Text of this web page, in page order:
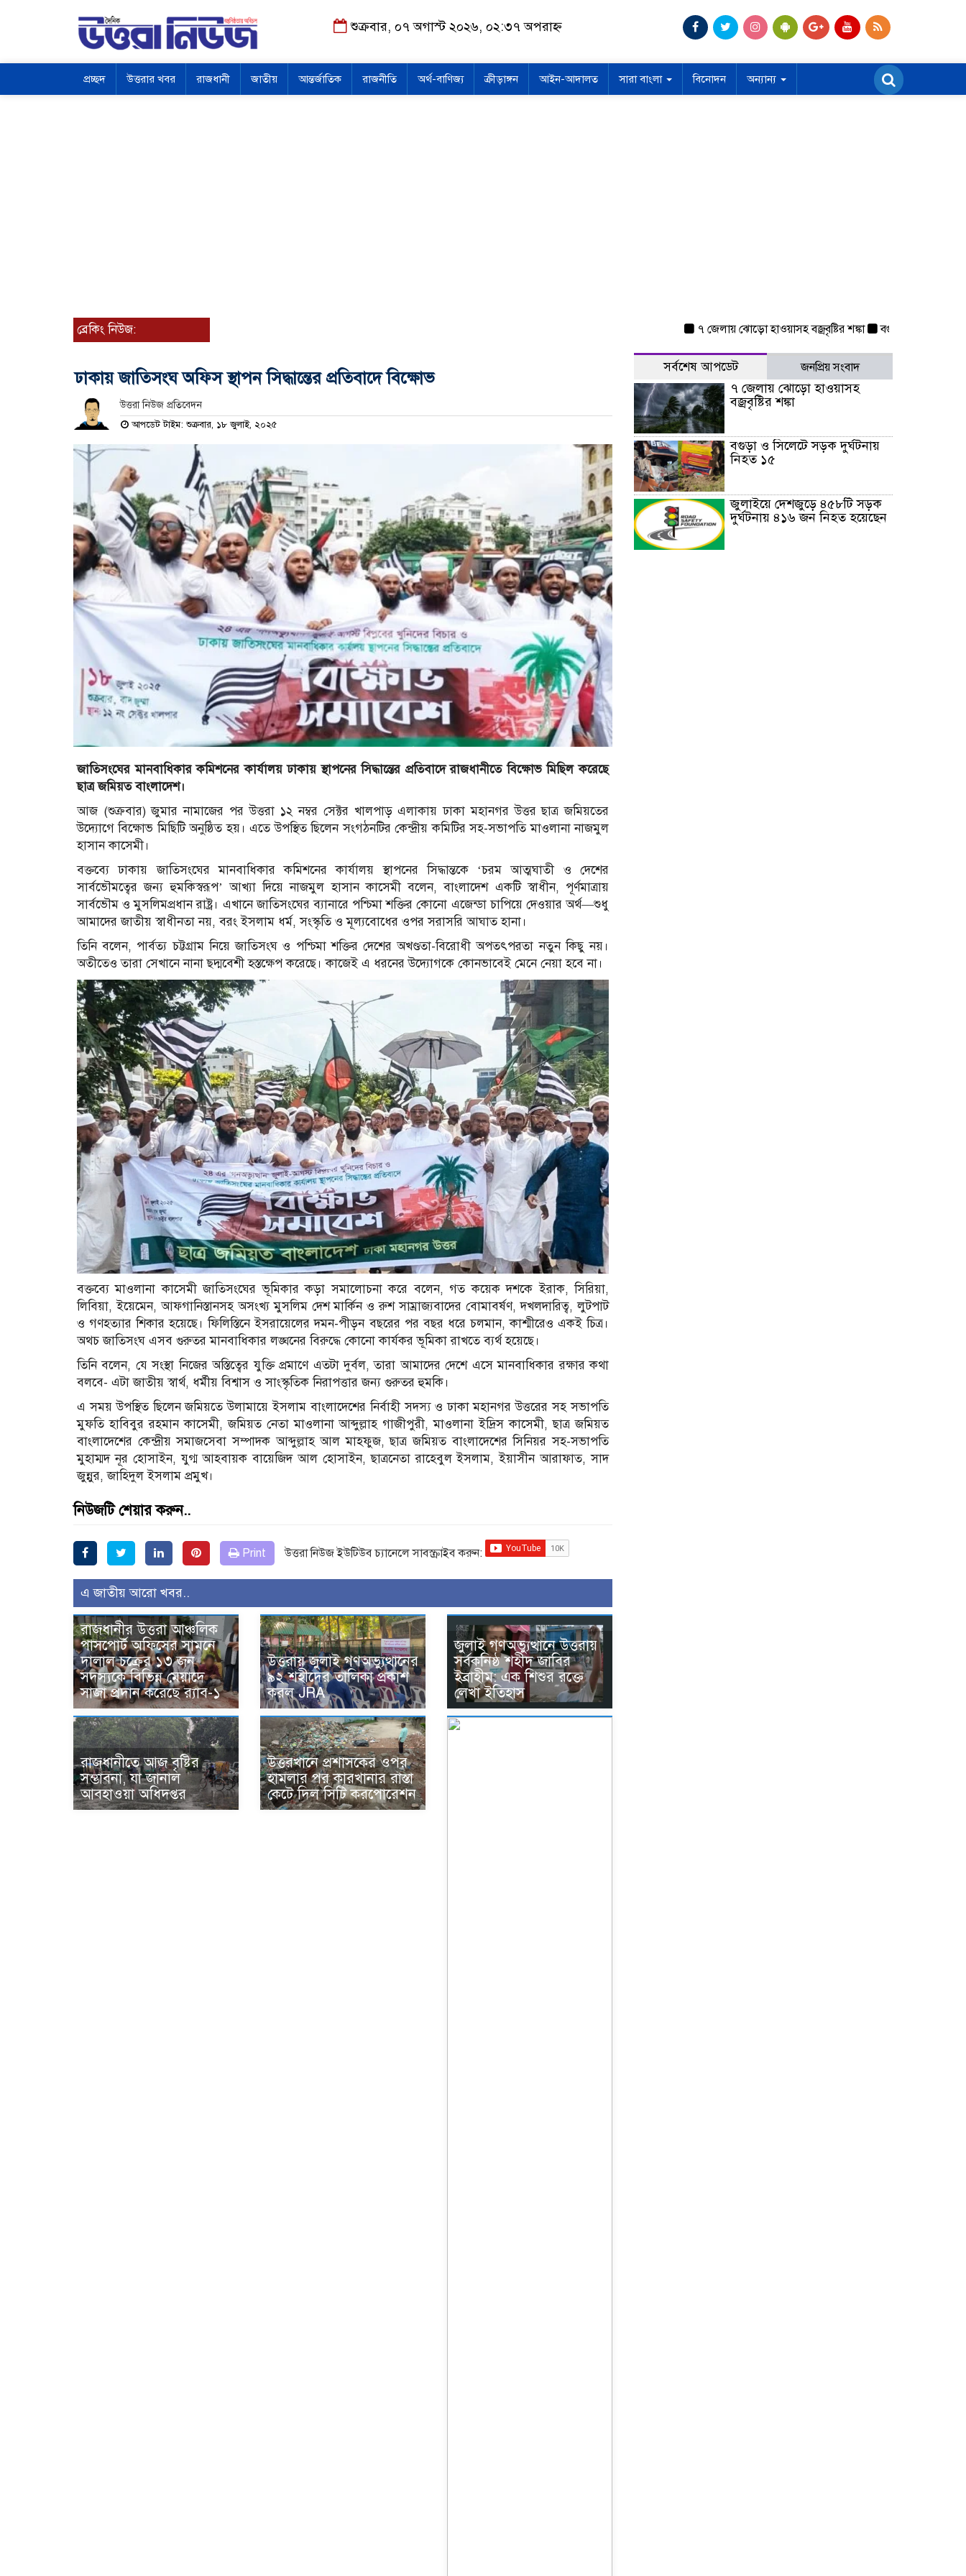
শুক্রবার, ০৭ অগাস্ট ২০২৬, ০২:৩৭ অপরাহ্ন
প্রচ্ছদ উত্তরার খবর রাজধানী জাতীয় আন্তর্জাতিক রাজনীতি অর্থ-বাণিজ্য ক্রীড়াঙ্গন আইন-আদালত সারা বাংলা বিনোদন অন্যান্য
ব্রেকিং নিউজ: ৭ জেলায় ঝোড়ো হাওয়াসহ বজ্রবৃষ্টির শঙ্কা বগুড়া ও সিলেটে সড়ক
ঢাকায় জাতিসংঘ অফিস স্থাপন সিদ্ধান্তের প্রতিবাদে বিক্ষোভ
উত্তরা নিউজ প্রতিবেদন
আপডেট টাইম: শুক্রবার, ১৮ জুলাই, ২০২৫
জাতিসংঘের মানবাধিকার কমিশনের কার্যালয় ঢাকায় স্থাপনের সিদ্ধান্তের প্রতিবাদে রাজধানীতে বিক্ষোভ মিছিল করেছে
ছাত্র জমিয়ত বাংলাদেশ।
আজ (শুক্রবার) জুমার নামাজের পর উত্তরা ১২ নম্বর সেক্টর খালপাড় এলাকায় ঢাকা মহানগর উত্তর ছাত্র জমিয়তের
উদ্যোগে বিক্ষোভ মিছিটি অনুষ্ঠিত হয়। এতে উপস্থিত ছিলেন সংগঠনটির কেন্দ্রীয় কমিটির সহ-সভাপতি মাওলানা নাজমুল
হাসান কাসেমী।
বক্তব্যে ঢাকায় জাতিসংঘের মানবাধিকার কমিশনের কার্যালয় স্থাপনের সিদ্ধান্তকে ‘চরম আত্মঘাতী ও দেশের
সার্বভৌমত্বের জন্য হুমকিস্বরূপ’ আখ্যা দিয়ে নাজমুল হাসান কাসেমী বলেন, বাংলাদেশ একটি স্বাধীন, পূর্ণমাত্রায়
সার্বভৌম ও মুসলিমপ্রধান রাষ্ট্র। এখানে জাতিসংঘের ব্যানারে পশ্চিমা শক্তির কোনো এজেন্ডা চাপিয়ে দেওয়ার অর্থ—শুধু
আমাদের জাতীয় স্বাধীনতা নয়, বরং ইসলাম ধর্ম, সংস্কৃতি ও মূল্যবোধের ওপর সরাসরি আঘাত হানা।
তিনি বলেন, পার্বত্য চট্টগ্রাম নিয়ে জাতিসংঘ ও পশ্চিমা শক্তির দেশের অখণ্ডতা-বিরোধী অপতৎপরতা নতুন কিছু নয়।
অতীতেও তারা সেখানে নানা ছদ্মবেশী হস্তক্ষেপ করেছে। কাজেই এ ধরনের উদ্যোগকে কোনভাবেই মেনে নেয়া হবে না।
বক্তব্যে মাওলানা কাসেমী জাতিসংঘের ভূমিকার কড়া সমালোচনা করে বলেন, গত কয়েক দশকে ইরাক, সিরিয়া,
লিবিয়া, ইয়েমেন, আফগানিস্তানসহ অসংখ্য মুসলিম দেশ মার্কিন ও রুশ সাম্রাজ্যবাদের বোমাবর্ষণ, দখলদারিত্ব, লুটপাট
ও গণহত্যার শিকার হয়েছে। ফিলিস্তিনে ইসরায়েলের দমন-পীড়ন বছরের পর বছর ধরে চলমান, কাশ্মীরেও একই চিত্র।
অথচ জাতিসংঘ এসব গুরুতর মানবাধিকার লঙ্ঘনের বিরুদ্ধে কোনো কার্যকর ভূমিকা রাখতে ব্যর্থ হয়েছে।
তিনি বলেন, যে সংস্থা নিজের অস্তিত্বের যুক্তি প্রমাণে এতটা দুর্বল, তারা আমাদের দেশে এসে মানবাধিকার রক্ষার কথা
বলবে- এটা জাতীয় স্বার্থ, ধর্মীয় বিশ্বাস ও সাংস্কৃতিক নিরাপত্তার জন্য গুরুতর হুমকি।
এ সময় উপস্থিত ছিলেন জমিয়তে উলামায়ে ইসলাম বাংলাদেশের নির্বাহী সদস্য ও ঢাকা মহানগর উত্তরের সহ সভাপতি
মুফতি হাবিবুর রহমান কাসেমী, জমিয়ত নেতা মাওলানা আব্দুল্লাহ গাজীপুরী, মাওলানা ইদ্রিস কাসেমী, ছাত্র জমিয়ত
বাংলাদেশের কেন্দ্রীয় সমাজসেবা সম্পাদক আব্দুল্লাহ আল মাহফুজ, ছাত্র জমিয়ত বাংলাদেশের সিনিয়র সহ-সভাপতি
মুহাম্মদ নূর হোসাইন, যুগ্ম আহবায়ক বায়েজিদ আল হোসাইন, ছাত্রনেতা রাহেবুল ইসলাম, ইয়াসীন আরাফাত, সাদ
জুন্নুর, জাহিদুল ইসলাম প্রমুখ।
নিউজটি শেয়ার করুন..
Print উত্তরা নিউজ ইউটিউব চ্যানেলে সাবস্ক্রাইব করুন:
এ জাতীয় আরো খবর..
রাজধানীর উত্তরা আঞ্চলিক
পাসপোর্ট অফিসের সামনে
দালাল চক্রের ১৩ জন
সদস্যকে বিভিন্ন মেয়াদে
সাজা প্রদান করেছে র‌্যাব-১
উত্তরায় জুলাই গণঅভ্যুত্থানের
৯২ শহীদের তালিকা প্রকাশ
করল JRA
জুলাই গণঅভ্যুত্থানে উত্তরায়
সর্বকনিষ্ঠ শহীদ জাবির
ইব্রাহীম: এক শিশুর রক্তে
লেখা ইতিহাস
রাজধানীতে আজ বৃষ্টির
সম্ভাবনা, যা জানাল
আবহাওয়া অধিদপ্তর
উত্তরখানে প্রশাসকের ওপর
হামলার পর কারখানার রাস্তা
কেটে দিল সিটি করপোরেশন
সর্বশেষ আপডেট জনপ্রিয় সংবাদ
৭ জেলায় ঝোড়ো হাওয়াসহ
বজ্রবৃষ্টির শঙ্কা
বগুড়া ও সিলেটে সড়ক দুর্ঘটনায়
নিহত ১৫
জুলাইয়ে দেশজুড়ে ৪৫৮টি সড়ক
দুর্ঘটনায় ৪১৬ জন নিহত হয়েছেন